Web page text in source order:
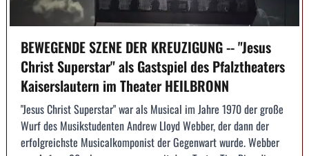
BEWEGENDE SZENE DER KREUZIGUNG -- "Jesus
Christ Superstar" als Gastspiel des Pfalztheaters
Kaiserslautern im Theater HEILBRONN
"Jesus Christ Superstar" war als Musical im Jahre 1970 der große
Wurf des Musikstudenten Andrew Lloyd Webber, der dann der
erfolgreichste Musicalkomponist der Gegenwart wurde. Webber